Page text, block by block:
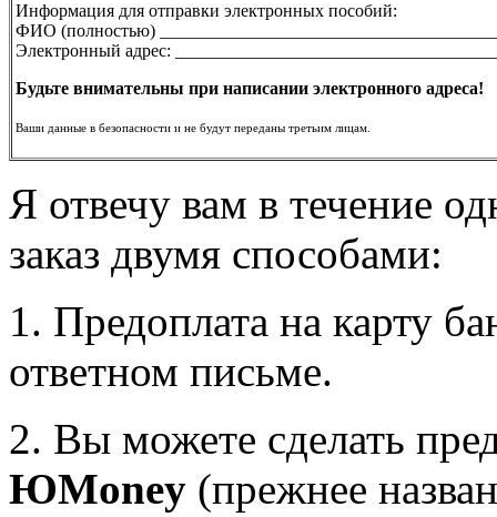
Информация для отправки электронных пособий:
ФИО (полностью)
Электронный адрес:
Будьте внимательны при написании электронного адреса!
Ваши данные в безопасности и не будут переданы третьим лицам.
Я отвечу вам в течение
заказ двумя способами:
1. Предоплата на карту
ответном письме.
2. Вы можете сделать
ЮMoney (прежнее